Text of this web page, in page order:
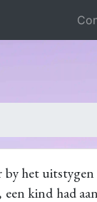
by het
kind had